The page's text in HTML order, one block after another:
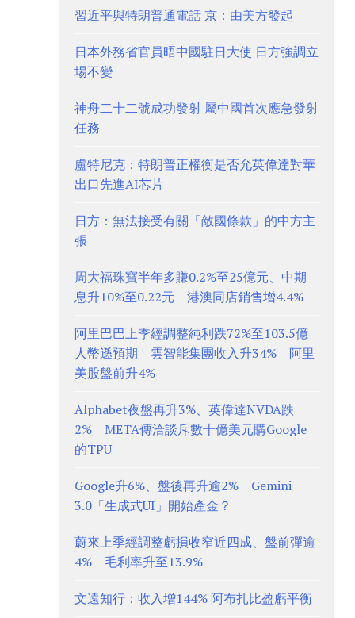
習近平與特朗普通電話 京：由美方發起
日本外務省官員晤中國駐日大使 日方強調立
場不變
神舟二十二號成功發射 屬中國首次應急發射
任務
盧特尼克：特朗普正權衡是否允英偉達對華
出口先進AI芯片
日方：無法接受有關「敵國條款」的中方主
張
周大福珠寶半年多賺0.2%至25億元、中期
息升10%至0.22元 港澳同店銷售增4.4%
阿里巴巴上季經調整純利跌72%至103.5億
人幣遜預期 雲智能集團收入升34% 阿里
美股盤前升4%
Alphabet夜盤再升3%、英偉達NVDA跌
2% META傳洽談斥數十億美元購Google
的TPU
Google升6%、盤後再升逾2% Gemini
3.0「生成式UI」開始產金？
蔚來上季經調整虧損收窄近四成、盤前彈逾
4% 毛利率升至13.9%
文遠知行：收入增144% 阿布扎比盈虧平衡